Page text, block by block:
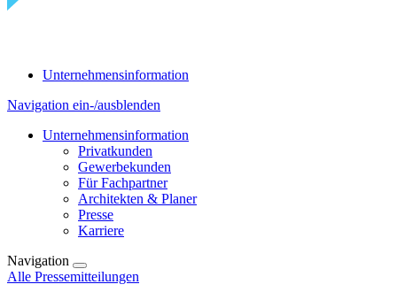
Unternehmensinformation
Navigation ein-/ausblenden
Unternehmensinformation
Privatkunden
Gewerbekunden
Für Fachpartner
Architekten & Planer
Presse
Karriere
Navigation
Alle Pressemitteilungen